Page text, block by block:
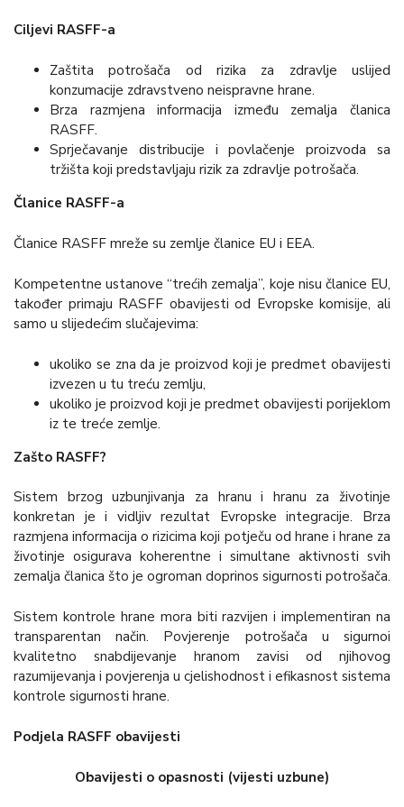
Ciljevi RASFF-a
Zaštita potrošača od rizika za zdravlje uslijed
konzumacije zdravstveno neispravne hrane.
Brza razmjena informacija između zemalja članica
RASFF.
Sprječavanje distribucije i povlačenje proizvoda sa
tržišta koji predstavljaju rizik za zdravlje potrošača.
Članice RASFF-a
Članice RASFF mreže su zemlje članice EU i EEA.
Kompetentne ustanove “trećih zemalja”, koje nisu članice EU,
također primaju RASFF obavijesti od Evropske komisije, ali
samo u slijedećim slučajevima:
ukoliko se zna da je proizvod koji je predmet obavijesti
izvezen u tu treću zemlju,
ukoliko je proizvod koji je predmet obavijesti porijeklom
iz te treće zemlje.
Zašto RASFF?
Sistem brzog uzbunjivanja za hranu i hranu za životinje
konkretan je i vidljiv rezultat Evropske integracije. Brza
razmjena informacija o rizicima koji potječu od hrane i hrane za
životinje osigurava koherentne i simultane aktivnosti svih
zemalja članica što je ogroman doprinos sigurnosti potrošača.
Sistem kontrole hrane mora biti razvijen i implementiran na
transparentan način. Povjerenje potrošača u sigurnoi
kvalitetno snabdijevanje hranom zavisi od njihovog
razumijevanja i povjerenja u cjelishodnost i efikasnost sistema
kontrole sigurnosti hrane.
Podjela RASFF obavijesti
Obavijesti o opasnosti (vijesti uzbune)